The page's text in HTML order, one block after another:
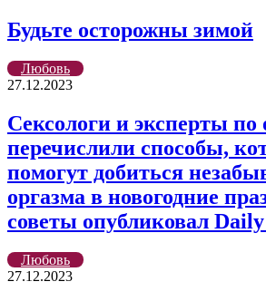
Будьте осторожны зимой
Любовь
27.12.2023
Сексологи и эксперты
перечислили способы,
помогут добиться
оргазма в новогодние
советы опубликовал
Любовь
27.12.2023